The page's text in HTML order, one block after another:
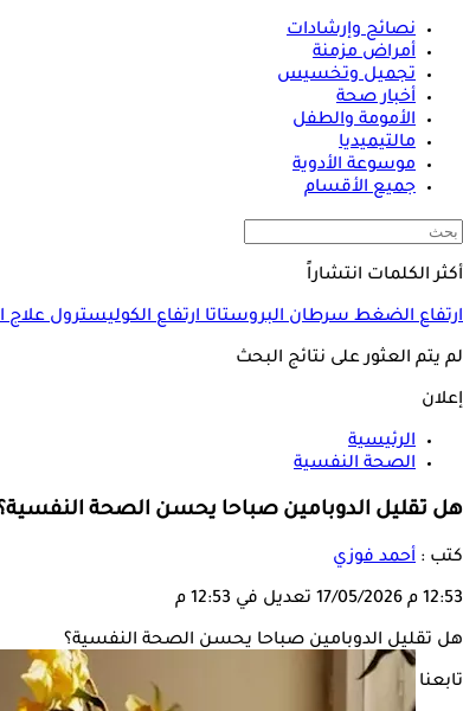
نصائح وإرشادات
أمراض مزمنة
تجميل وتخسيس
أخبار صحة
الأمومة والطفل
مالتيميديا
موسوعة الأدوية
جميع الأقسام
أكثر الكلمات انتشاراً
ارتفاع الضغطسرطان البروستاتاارتفاع الكوليسترولعلاج
لم يتم العثور على نتائج البحث
إعلان
الرئيسية
الصحة النفسية
هل تقليل الدوبامين صباحا يحسن الصحة
كتب : أحمد فوزي
12:53 م 17/05/2026 تعديل في 12:53 م
هل تقليل الدوبامين صباحا يحسن الصحة النفسية؟
تابعنا على